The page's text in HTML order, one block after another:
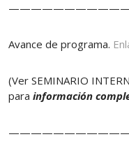
Avance de programa.
(Ver SEMINARIO
para información